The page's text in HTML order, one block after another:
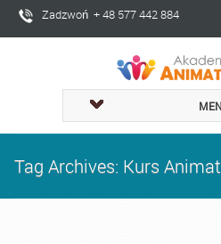
Zadzwoń + 48 577 442 884
Tag Archives: Kurs